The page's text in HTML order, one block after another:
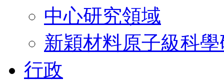
中心研究領域
新穎材料原子級科
行政